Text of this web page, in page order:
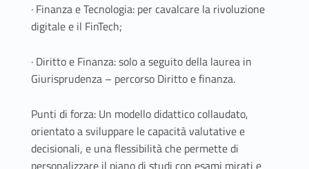
· Finanza e Tecnologia: per cavalcare la rivoluzione
digitale e il FinTech;
· Diritto e Finanza: solo a seguito della laurea in
Giurisprudenza – percorso Diritto e finanza.
Punti di forza: Un modello didattico collaudato,
orientato a sviluppare le capacità valutative e
decisionali, e una flessibilità che permette di
personalizzare il piano di studi con esami mirati e